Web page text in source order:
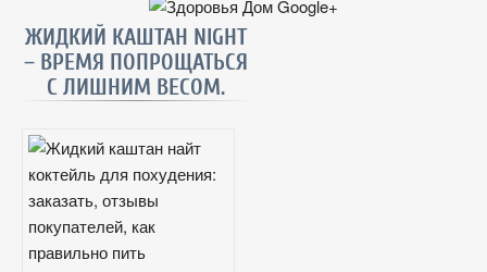
ЖИДКИЙ КАШТАН NIGHT
– ВРЕМЯ ПОПРОЩАТЬСЯ
С ЛИШНИМ ВЕСОМ.